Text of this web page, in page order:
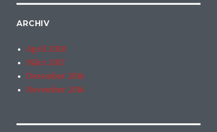
ARCHIV
April 2018
März 2017
Dezember 2016
November 2016